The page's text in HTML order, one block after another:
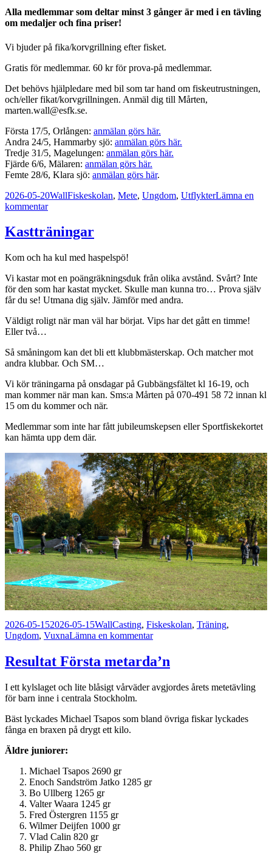
Alla medlemmar som deltar minst 3 gånger är med i en tävling
om medaljer och fina priser!
Vi bjuder på fika/korvgrillning efter fisket.
Gratis för medlemmar. 60 kr för prova-på medlemmar.
Det behövs hjälpledare med bil som tar hand om fiskeutrustningen,
och/eller fikat/korvgrillningen. Anmäl dig till Mårten,
marten.wall@esfk.se.
Första 17/5, Orlången: anmälan görs här.
Andra 24/5, Hammarby sjö: anmälan görs här.
Tredje 31/5, Magelungen: anmälan görs här.
Fjärde 6/6, Mälaren: anmälan görs här.
Femte 28/6, Klara sjö: anmälan görs här.
Postat
2026-05-20Författare
WallKategorier
Fiskeskolan, Mete, Ungdom, UtflykterLämna en
kommentartill
mete
Kastträningar
Kom och ha kul med haspelspö!
Vi kastar mot en poängräkningsduk från olika avstånd. Svårt? Inte
för den som har kastat mycket. Skulle man kunna tro… Prova själv
får du se! Utmana dig själv. Jämför med andra.
Väldigt roligt när man väl har börjat. Vips har det gått en timme!
Eller två…
Så småningom kan det bli ett klubbmästerskap. Och matcher mot
andra klubbar. Och SM…
Vi kör träningarna på onsdagar på Gubbängsfältet kl 16-19, och
man kommer när man kan. Sms:a Mårten på 070-491 58 72 innan kl
15 om du kommer och när.
Medlemmar som inte har fått jubileumskepsen eller Sportfiskekortet
kan hämta upp dem där.
Postat
2026-05-152026-05-15Författare
WallKategorier
Casting, Fiskeskolan, Träning,
Ungdom, VuxnaLämna en kommentartill
Resultat Första metarda’n
I ett kylslaget och lite blåsigt vårväder avgjordes årets metetävling
för barn inne i centrala Stockholm.
Bäst lyckades Michael Tsapos som bland övriga fiskar lyckades
fånga en braxen på drygt ett kilo.
Äldre juniorer:
Michael Tsapos 2690 gr
Enoch Sandström Jatko 1285 gr
Bo Ullberg 1265 gr
Valter Waara 1245 gr
Fred Östergren 1155 gr
Wilmer Deijfen 1000 gr
Vlad Calin 820 gr
Philip Zhao 560 gr